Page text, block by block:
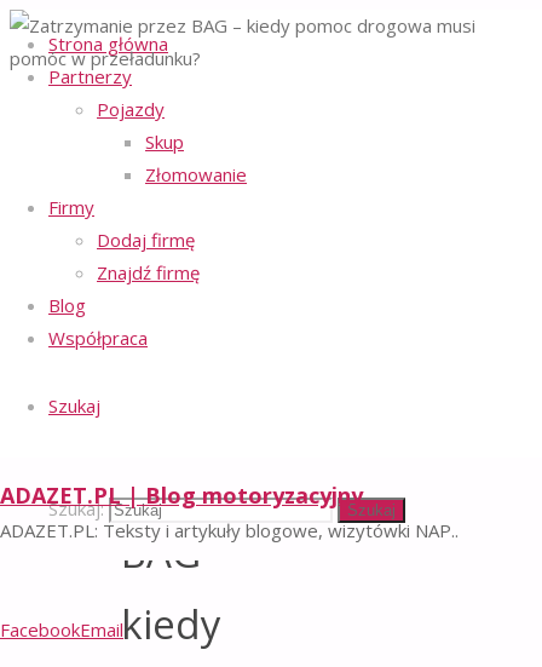
Strona główna
Partnerzy
Pojazdy
Skup
Złomowanie
Firmy
Dodaj firmę
Znajdź firmę
Blog
Współpraca
Szukaj
Szukaj: Szukaj
ADAZET.PL | Blog motoryzacyjny
ADAZET.PL: Teksty i artykuły blogowe, wizytówki NAP..
FacebookEmail
Strona główna
Pomoc drogowa
drogowa musi
przeładunku?
przez
BAG –
kiedy
Polityka plików cookies